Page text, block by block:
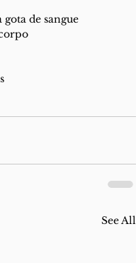
de sangue
See All